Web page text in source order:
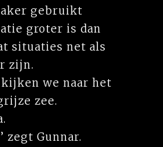
gebruikt
groter is dan
situaties net als
zijn.
we naar het
zee.
zegt Gunnar.